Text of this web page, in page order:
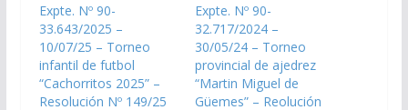
Expte. Nº 90-
33.643/2025 –
10/07/25 – Torneo
infantil de futbol
“Cachorritos 2025” –
Resolución Nº 149/25
Expte. Nº 90-
32.717/2024 –
30/05/24 – Torneo
provincial de ajedrez
“Martin Miguel de
Güemes” – Reolución